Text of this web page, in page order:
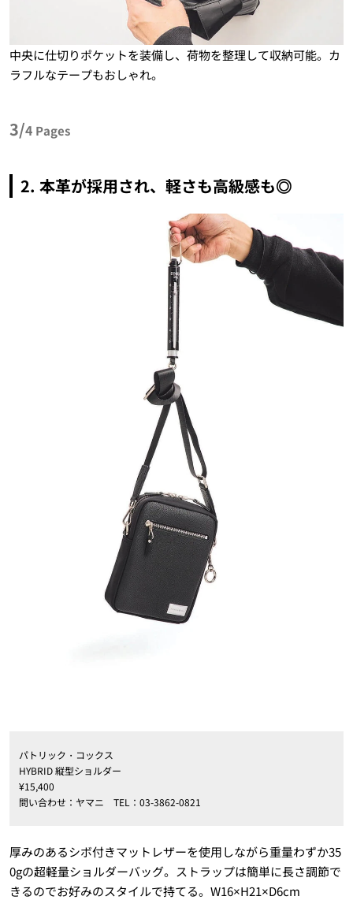
中央に仕切りポケットを装備し、荷物を整理して収納可能。カ
ラフルなテープもおしゃれ。
3/4 Pages
2. 本革が採用され、軽さも高級感も◎
パトリック・コックス
HYBRID 縦型ショルダー
¥15,400
問い合わせ：ヤマニ TEL：03-3862-0821
厚みのあるシボ付きマットレザーを使用しながら重量わずか35
0gの超軽量ショルダーバッグ。ストラップは簡単に長さ調節で
きるのでお好みのスタイルで持てる。W16×H21×D6cm